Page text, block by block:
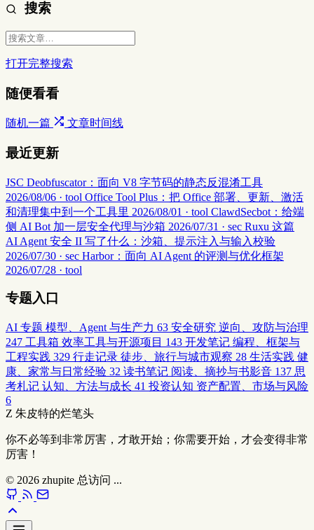
搜索
打开完整搜索
随便看看
随机一篇 文章时间线
最近更新
JSC Deobfuscator：面向 V8 字节码的静态反混淆工具
2026/08/06 · tool Office Tool Plus：把 Office 部署、更新、激活
和清理集中到一个工具里 2026/08/01 · tool ClawdSecbot：给端
侧 AI Bot 加一层安全代理与沙箱 2026/07/31 · sec Ruxu 这篇
AI Agent 安全 II 写了什么：沙箱、提示注入与输入校验
2026/07/30 · sec Harbor：面向 AI Agent 的评测与优化框架
2026/07/28 · tool
专题入口
AI 专题 模型、Agent 与生产力 63 安全研究 逆向、攻防与治理
247 工具箱 效率工具与开源项目 143 开发笔记 编程、框架与
工程实践 329 行走记录 徒步、旅行与城市观察 28 生活实践 健
康、家常与日常经验 32 读书笔记 阅读、摘抄与书影音 137 思
考札记 认知、方法与成长 41 投资认知 资产配置、市场与风险
6
Z 朱皮特的烂笔头
你不必等到非常厉害，才敢开始；你需要开始，才会变得非常
厉害！
© 2026 zhupite 总访问 ...